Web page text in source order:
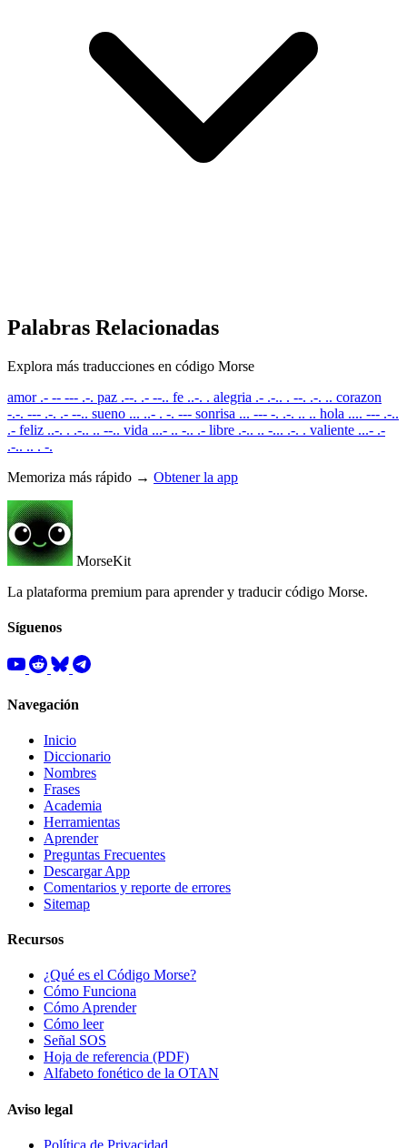
Palabras Relacionadas
Explora más traducciones en código Morse
amor .- -- --- .-. paz .--. .- --.. fe ..-. . alegria .- .-.. . --. .-. .. corazon
-.-. --- .-. .- --.. sueno ... ..- . -. --- sonrisa ... --- -. .-. .. .. hola .... --- .-..
.- feliz ..-. . .-.. .. --.. vida ...- .. -.. .- libre .-.. .. -... .-. . valiente ...- .-
.-.. .. . -.
Memoriza más rápido → Obtener la app
MorseKit
La plataforma premium para aprender y traducir código Morse.
Síguenos
Navegación
Inicio
Diccionario
Nombres
Frases
Academia
Herramientas
Aprender
Preguntas Frecuentes
Descargar App
Comentarios y reporte de errores
Sitemap
Recursos
¿Qué es el Código Morse?
Cómo Funciona
Cómo Aprender
Cómo leer
Señal SOS
Hoja de referencia (PDF)
Alfabeto fonético de la OTAN
Aviso legal
Política de Privacidad